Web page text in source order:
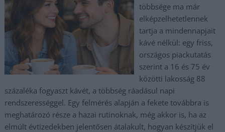
többsége ma már
elképzelhetetlennek
tartja a mindennapjait
kávé nélkül: egy friss,
országos piackutatás
szerint a 16 és 75 év
közötti lakosság 88
százaléka fogyaszt kávét, a többség ráadásul napi
rendszerességgel. Egy felmérés alapján a fekete továbbra is
meghatározó része a hazai rutinoknak, még akkor is, ha az
elmúlt évtizedekben jelentősen átalakult, hogyan készítjük el